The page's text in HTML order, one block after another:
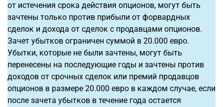
от истечения срока действия опционов, могут быть
зачтены только против прибыли от форвардных
сделок и дохода от сделок с продавцами опционов.
Зачет убытков ограничен суммой в 20.000 евро.
Убытки, которые не были зачтены, могут быть
перенесены на последующие годы и зачтены против
доходов от срочных сделок или премий продавцов
опционов в размере 20.000 евро в каждом случае, если
после зачета убытков в течение года остается